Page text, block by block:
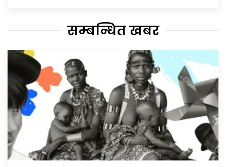
सम्बन्धित खबर